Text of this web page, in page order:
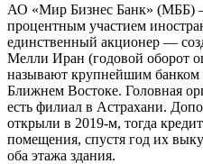
АО «Мир Бизнес Банк» (МББ)
процентным участием
единственный акционер —
Мелли Иран (годовой оборот
называют крупнейшим банком
Ближнем Востоке. Головная
есть филиал в Астрахани.
открыли в 2019-м, тогда
помещения, спустя год их
оба этажа здания.